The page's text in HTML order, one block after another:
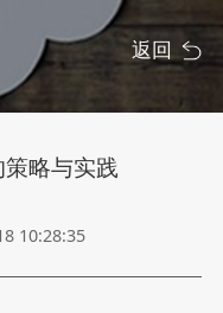
务案例
资讯
返回
略与实践
10:28:35